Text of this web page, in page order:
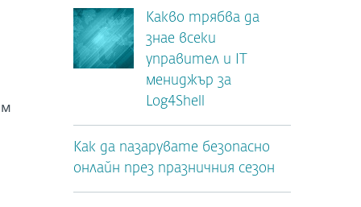
Какво трябва да
знае всеки
управител и IT
мениджър за
Log4Shell
Как да пазарувате безопасно
онлайн през празничния сезон